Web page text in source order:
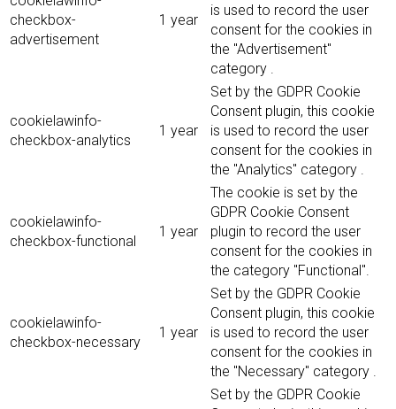
checkbox-
advertisement
1 year
is used to record the user
consent for the cookies in
the "Advertisement"
category .
cookielawinfo-
checkbox-analytics
1 year
Set by the GDPR Cookie
Consent plugin, this cookie
is used to record the user
consent for the cookies in
the "Analytics" category .
cookielawinfo-
checkbox-functional
1 year
The cookie is set by the
GDPR Cookie Consent
plugin to record the user
consent for the cookies in
the category "Functional".
cookielawinfo-
checkbox-necessary
1 year
Set by the GDPR Cookie
Consent plugin, this cookie
is used to record the user
consent for the cookies in
the "Necessary" category .
Set by the GDPR Cookie